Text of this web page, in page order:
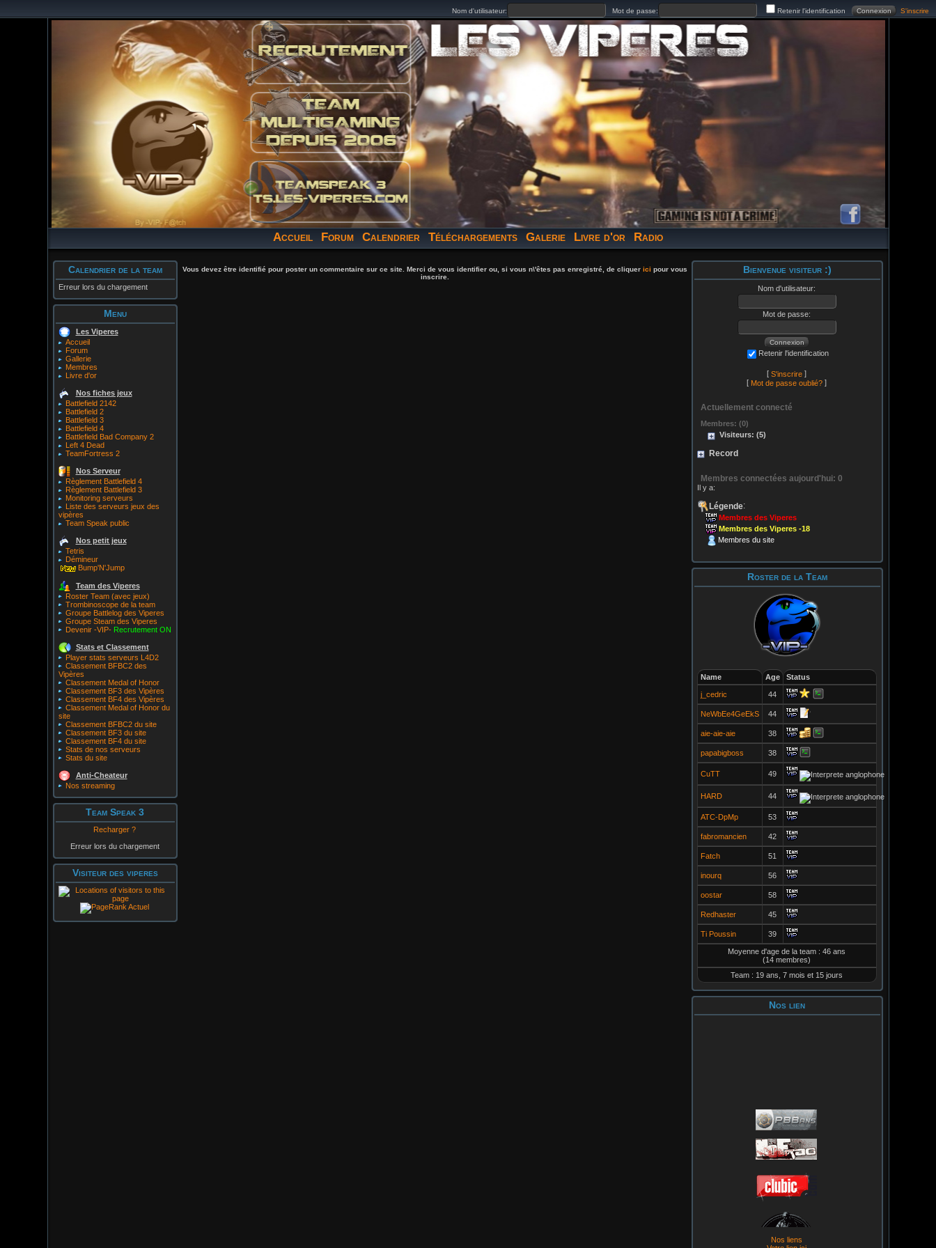
Nom d'utilisateur: Mot de passe: Retenir l'identification S'inscrire
S'inscrire
Accueil Forum Calendrier Téléchargements Galerie Livre d'or Radio
Calendrier de la team
Erreur lors du chargement
Menu
Les Viperes
Accueil
Forum
Gallerie
Membres
Livre d'or
Nos fiches jeux
Battlefield 2142
Battlefield 2
Battlefield 3
Battlefield 4
Battlefield Bad Company 2
Left 4 Dead
TeamFortress 2
Nos Serveur
Règlement Battlefield 4
Règlement Battlefield 3
Monitoring serveurs
Liste des serveurs jeux des
vipères
Team Speak public
Nos petit jeux
Tetris
Démineur
Bump'N'Jump
Team des Viperes
Roster Team (avec jeux)
Trombinoscope de la team
Groupe Battlelog des Viperes
Groupe Steam des Viperes
Devenir -VIP- Recrutement ON
Stats et Classement
Player stats serveurs L4D2
Classement BFBC2 des
Vipères
Classement Medal of Honor
Classement BF3 des Vipères
Classement BF4 des Vipères
Classement Medal of Honor du
site
Classement BFBC2 du site
Classement BF3 du site
Classement BF4 du site
Stats de nos serveurs
Stats du site
Anti-Cheateur
Nos streaming
Team Speak 3
Recharger ?
Erreur lors du chargement
Visiteur des viperes
Vous devez être identifié pour poster un commentaire sur ce site. Merci de vous identifier ou, si vous n\'êtes pas enregistré, de cliquer ici pour vous
inscrire.
Bienvenue visiteur :)
Nom d'utilisateur:
Mot de passe:
Retenir l'identification
[ S'inscrire ]
[ Mot de passe oublié? ]
Actuellement connecté
Membres: (0)
Visiteurs: (5)
Record
Membres connectées aujourd'hui: 0
Il y a:
Légende:
Membres des Viperes
Membres des Viperes -18
Membres du site
Roster de la Team
Name Age Status
j_cedric 44
NeWbEe4GeEkS 44
aie-aie-aie 38
papabigboss 38
CuTT 49
HARD 44
ATC-DpMp 53
fabromancien 42
Fatch 51
inourq 56
oostar 58
Redhaster 45
Ti Poussin 39
Moyenne d'age de la team : 46 ans
(14 membres)
Team : 19 ans, 7 mois et 15 jours
Nos lien
Nos liens